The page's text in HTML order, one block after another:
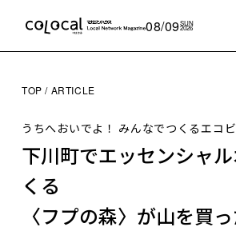
08/09SUN
2026
TOP ARTICLE
うちへおいでよ！ みんなでつくるエコ
下川町でエッセンシャ
くる
〈フプの森〉が山を買